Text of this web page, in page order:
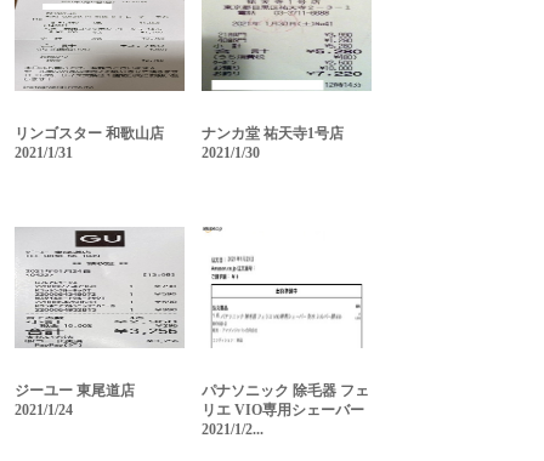
リンゴスター 和歌山店
2021/1/31
ナンカ堂 祐天寺1号店
2021/1/30
ジーユー 東尾道店
2021/1/24
パナソニック 除毛器 フェ
リエ VIO専用シェーバー
2021/1/2...